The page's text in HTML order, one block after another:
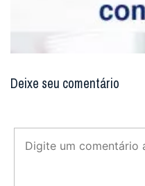
Deixe seu comentário